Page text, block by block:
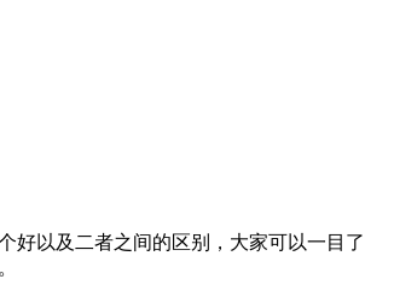
好以及二者之间的区别，大家可以一目了